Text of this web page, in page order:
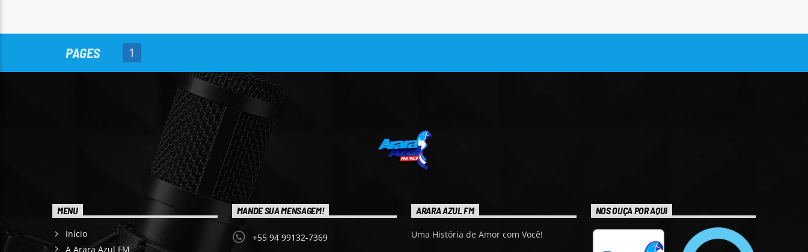
PAGES 1
MENU
Início
A Arara Azul FM
MANDE SUA MENSAGEM!
+55 94 99132-7369
ARARA AZUL FM
Uma História de Amor com Você!
NOS OUÇA POR AQUI